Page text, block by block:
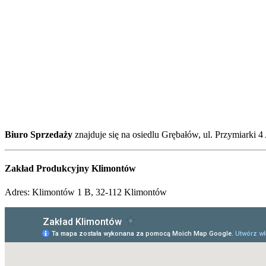
Biuro Sprzedaży znajduje się na osiedlu Grębałów, ul. Przymiarki 4
Zakład Produkcyjny Klimontów
Adres: Klimontów 1 B, 32-112 Klimontów